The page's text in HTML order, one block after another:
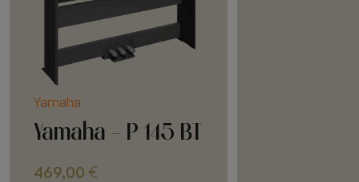
Yamaha
Yamaha - P 145 BT
469,00 €